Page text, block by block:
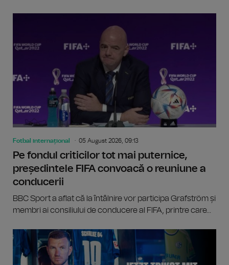
Fotbal internațional 05 August 2026, 09:13
Pe fondul criticilor tot mai puternice,
președintele FIFA convoacă o reuniune a
conducerii
BBC Sport a aflat că la întâlnire vor participa Grafström și
membri ai consiliului de conducere al FIFA, printre care...